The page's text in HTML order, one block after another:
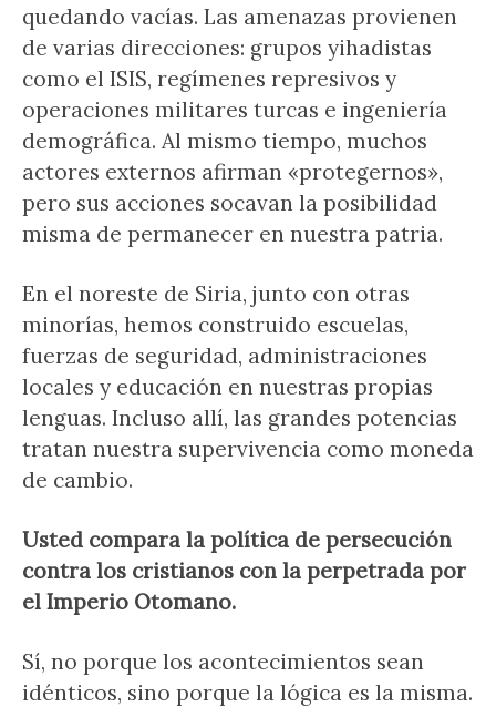
quedando vacías. Las amenazas provienen
de varias direcciones: grupos yihadistas
como el ISIS, regímenes represivos y
operaciones militares turcas e ingeniería
demográfica. Al mismo tiempo, muchos
actores externos afirman «protegernos»,
pero sus acciones socavan la posibilidad
misma de permanecer en nuestra patria.
En el noreste de Siria, junto con otras
minorías, hemos construido escuelas,
fuerzas de seguridad, administraciones
locales y educación en nuestras propias
lenguas. Incluso allí, las grandes potencias
tratan nuestra supervivencia como moneda
de cambio.
Usted compara la política de persecución
contra los cristianos con la perpetrada por
el Imperio Otomano.
Sí, no porque los acontecimientos sean
idénticos, sino porque la lógica es la misma.